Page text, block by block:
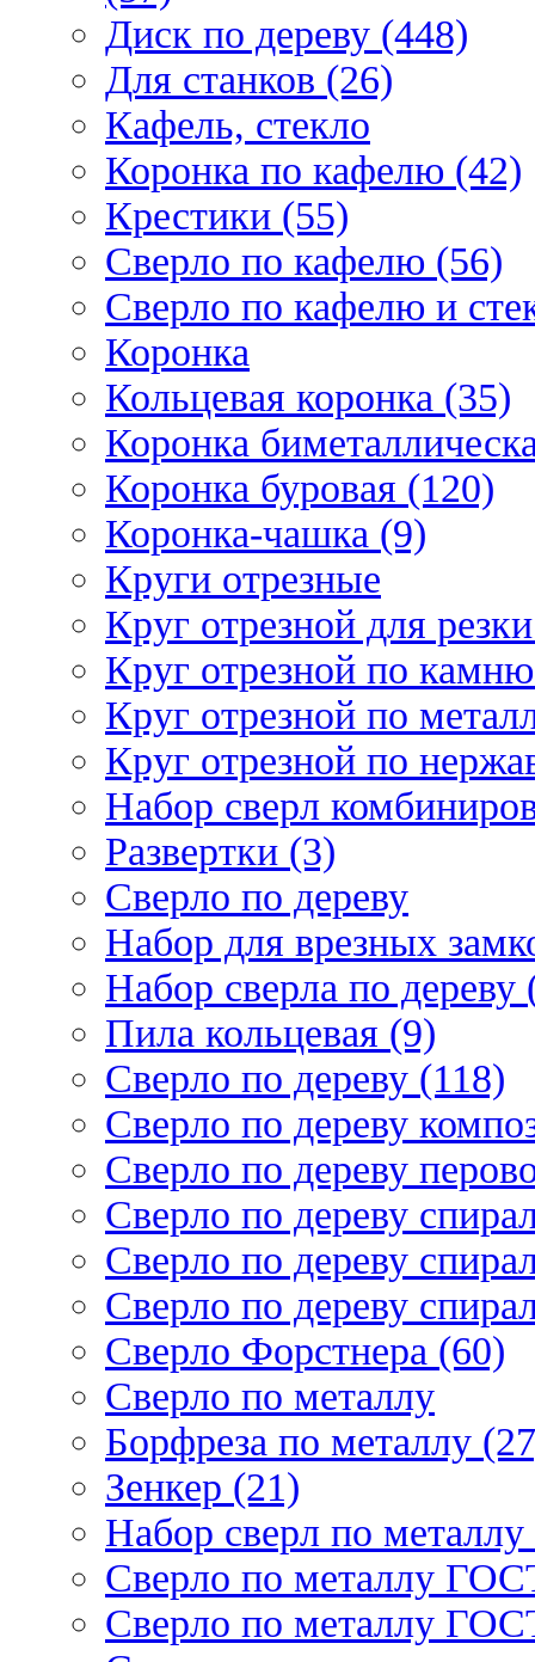
Диск по дереву (448)
Для станков (26)
Кафель, стекло
Коронка по кафелю (42)
Крестики (55)
Сверло по кафелю (56)
Сверло по кафелю и
Коронка
Кольцевая коронка (35)
Коронка
Коронка буровая (120)
Коронка-чашка (9)
Круги отрезные
Круг отрезной для
Круг отрезной по
Круг отрезной по
Круг отрезной по
Набор сверл
Развертки (3)
Сверло по дереву
Набор для врезных
Набор сверла по дереву
Пила кольцевая (9)
Сверло по дереву (118)
Сверло по дереву
Сверло по дереву
Сверло по дереву
Сверло по дереву
Сверло по дереву
Сверло Форстнера (60)
Сверло по металлу
Борфреза по металлу
Зенкер (21)
Набор сверл по
Сверло по металлу
Сверло по металлу